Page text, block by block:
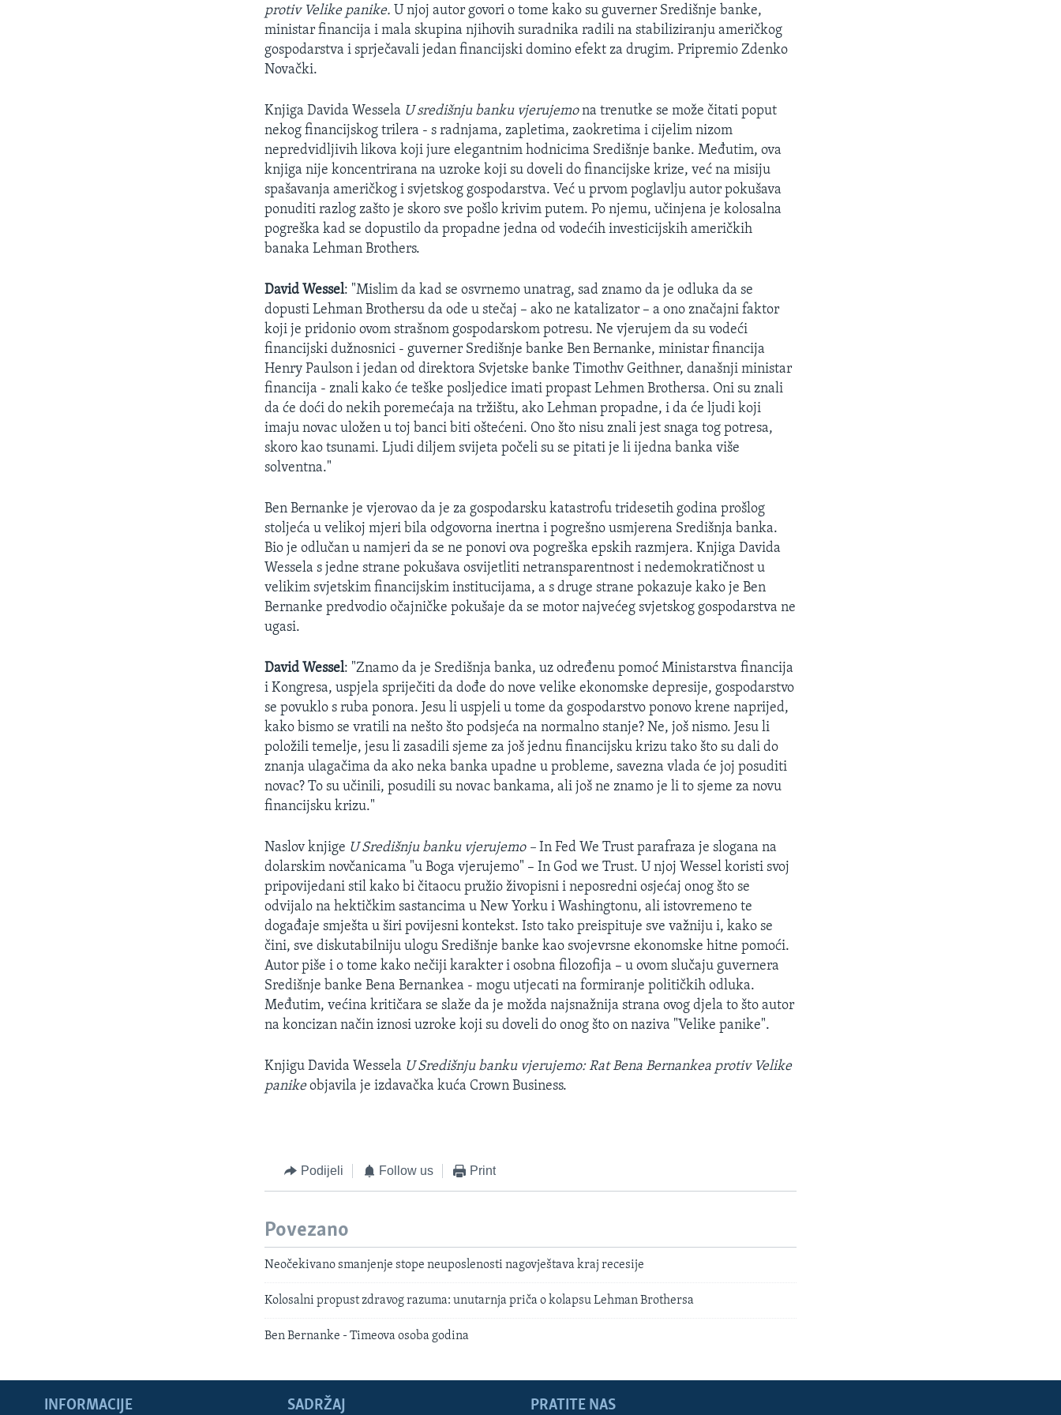
protiv Velike panike. U njoj autor govori o tome kako su guverner Središnje banke,
ministar financija i mala skupina njihovih suradnika radili na stabiliziranju američkog
gospodarstva i sprječavali jedan financijski domino efekt za drugim. Pripremio Zdenko
Novački.
Knjiga Davida Wessela U središnju banku vjerujemona trenutke se može čitati poput
nekog financijskog trilera - s radnjama, zapletima, zaokretima i cijelim nizom
nepredvidljivih likova koji jure elegantnim hodnicima Središnje banke. Međutim, ova
knjiga nije koncentrirana na uzroke koji su doveli do financijske krize, već na misiju
spašavanja američkog i svjetskog gospodarstva. Već u prvom poglavlju autor pokušava
ponuditi razlog zašto je skoro sve pošlo krivim putem. Po njemu, učinjena je kolosalna
pogreška kad se dopustilo da propadne jedna od vodećih investicijskih američkih
banaka Lehman Brothers.
David Wessel: "Mislim da kad se osvrnemo unatrag, sad znamo da je odluka da se
dopusti Lehman Brothersu da ode u stečaj – ako ne katalizator – a ono značajni faktor
koji je pridonio ovom strašnom gospodarskom potresu. Ne vjerujem da su vodeći
financijski dužnosnici - guverner Središnje banke Ben Bernanke, ministar financija
Henry Paulson i jedan od direktora Svjetske banke Timothv Geithner, današnji ministar
financija - znali kako će teške posljedice imati propast Lehmen Brothersa. Oni su znali
da će doći do nekih poremećaja na tržištu, ako Lehman propadne, i da će ljudi koji
imaju novac uložen u toj banci biti oštećeni. Ono što nisu znali jest snaga tog potresa,
skoro kao tsunami. Ljudi diljem svijeta počeli su se pitati je li ijedna banka više
solventna."
Ben Bernanke je vjerovao da je za gospodarsku katastrofu tridesetih godina prošlog
stoljeća u velikoj mjeri bila odgovorna inertna i pogrešno usmjerena Središnja banka.
Bio je odlučan u namjeri da se ne ponovi ova pogreška epskih razmjera. Knjiga Davida
Wessela s jedne strane pokušava osvijetliti netransparentnost i nedemokratičnost u
velikim svjetskim financijskim institucijama, a s druge strane pokazuje kako je Ben
Bernanke predvodio očajničke pokušaje da se motor najvećeg svjetskog gospodarstva ne
ugasi.
David Wessel: "Znamo da je Središnja banka, uz određenu pomoć Ministarstva financija
i Kongresa, uspjela spriječiti da dođe do nove velike ekonomske depresije, gospodarstvo
se povuklo s ruba ponora. Jesu li uspjeli u tome da gospodarstvo ponovo krene naprijed,
kako bismo se vratili na nešto što podsjeća na normalno stanje? Ne, još nismo. Jesu li
položili temelje, jesu li zasadili sjeme za još jednu financijsku krizu tako što su dali do
znanja ulagačima da ako neka banka upadne u probleme, savezna vlada će joj posuditi
novac? To su učinili, posudili su novac bankama, ali još ne znamo je li to sjeme za novu
financijsku krizu."
Naslov knjige U Središnju banku vjerujemo –In Fed We Trust parafraza je slogana na
dolarskim novčanicama "u Boga vjerujemo" – In God we Trust. U njoj Wessel koristi svoj
pripovijedani stil kako bi čitaocu pružio živopisni i neposredni osjećaj onog što se
odvijalo na hektičkim sastancima u New Yorku i Washingtonu, ali istovremeno te
događaje smješta u širi povijesni kontekst. Isto tako preispituje sve važniju i, kako se
čini, sve diskutabilniju ulogu Središnje banke kao svojevrsne ekonomske hitne pomoći.
Autor piše i o tome kako nečiji karakter i osobna filozofija – u ovom slučaju guvernera
Središnje banke Bena Bernankea - mogu utjecati na formiranje političkih odluka.
Međutim, većina kritičara se slaže da je možda najsnažnija strana ovog djela to što autor
na koncizan način iznosi uzroke koji su doveli do onog što on naziva "Velike panike".
Knjigu Davida Wessela U Središnju banku vjerujemo: Rat Bena Bernankea protiv Velike
panikeobjavila je izdavačka kuća Crown Business.
Podijeli Follow us Print
Povezano
Neočekivano smanjenje stope neuposlenosti nagovještava kraj recesije
Kolosalni propust zdravog razuma: unutarnja priča o kolapsu Lehman Brothersa
Ben Bernanke - Timeova osoba godina
PRATITE NAS
INFORMACIJE SADRŽAJ